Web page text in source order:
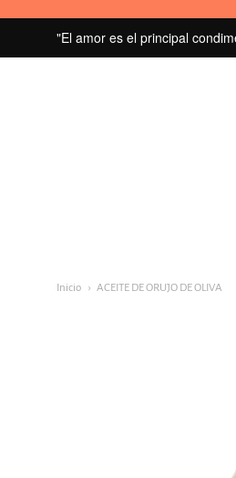
"El amor es el principal
Menú
Inicio ACEITE DE ORUJO DE OLIVA